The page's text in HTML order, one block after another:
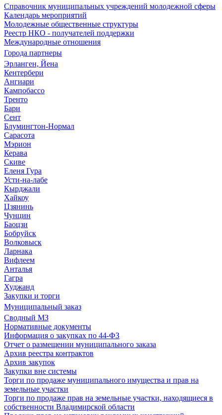
Справочник муниципальных учреждений молодежной сферы
Календарь мероприятий
Молодежные общественные структуры
Реестр НКО - получателей поддержки
Международные отношения
Города партнеры
Эрланген, Йена
Кентербери
Ангиари
Кампобассо
Тренто
Бари
Сент
Блумингтон-Нормал
Сарасота
Мэрион
Керава
Скиве
Еленя Гура
Усти-на-лабе
Кырджали
Хайкоу
Цзянинь
Чунцин
Баоцзи
Бобруйск
Волковыск
Ларнака
Вифлеем
Анталья
Гагра
Худжанд
Закупки и торги
Муниципальный заказ
Сводный МЗ
Нормативные документы
Информация о закупках по 44-ФЗ
Отчет о размещении муниципального заказа
Архив реестра контрактов
Архив закупок
Закупки вне системы
Торги по продаже муниципального имущества и прав на
земельные участки
Торги по продаже прав на земельные участки, находящиеся в
собственности Владимирской области